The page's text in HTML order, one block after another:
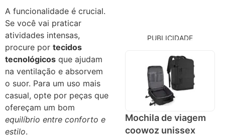
A funcionalidade é crucial.
Se você vai praticar
atividades intensas,
procure por tecidos
tecnológicos que ajudam
na ventilação e absorvem
o suor. Para um uso mais
casual, opte por peças que
ofereçam um bom
equilíbrio entre conforto e
estilo.
PUBLICIDADE
Mochila de viagem
coowoz unissex